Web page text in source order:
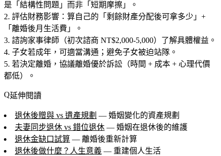
是「結構性問題」而非「短期摩擦」。
評估財務影響：算自己的「剩餘財產分配後可拿多少」+
「離婚後月生活費」。
諮詢家事律師（初次諮商 NT$2,000-5,000）了解具體權益。
子女若成年，可適當溝通；避免子女被迫站隊。
若決定離婚，協議離婚優於訴訟（時間 + 成本 + 心理代價
都低）。
延伸閱讀
退休後贈與 vs 遺產規劃 — 婚姻變化的資產規劃
夫妻同步退休 vs 錯位退休 — 婚姻在退休後的維護
退休金缺口試算 — 離婚後重新計算
退休後做什麼？人生意義 — 重建個人生活